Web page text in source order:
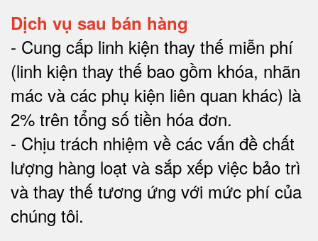
Dịch vụ sau bán hàng
- Cung cấp linh kiện thay thế miễn phí
(linh kiện thay thế bao gồm khóa, nhãn
mác và các phụ kiện liên quan khác) là
2% trên tổng số tiền hóa đơn.
- Chịu trách nhiệm về các vấn đề chất
lượng hàng loạt và sắp xếp việc bảo trì
và thay thế tương ứng với mức phí của
chúng tôi.